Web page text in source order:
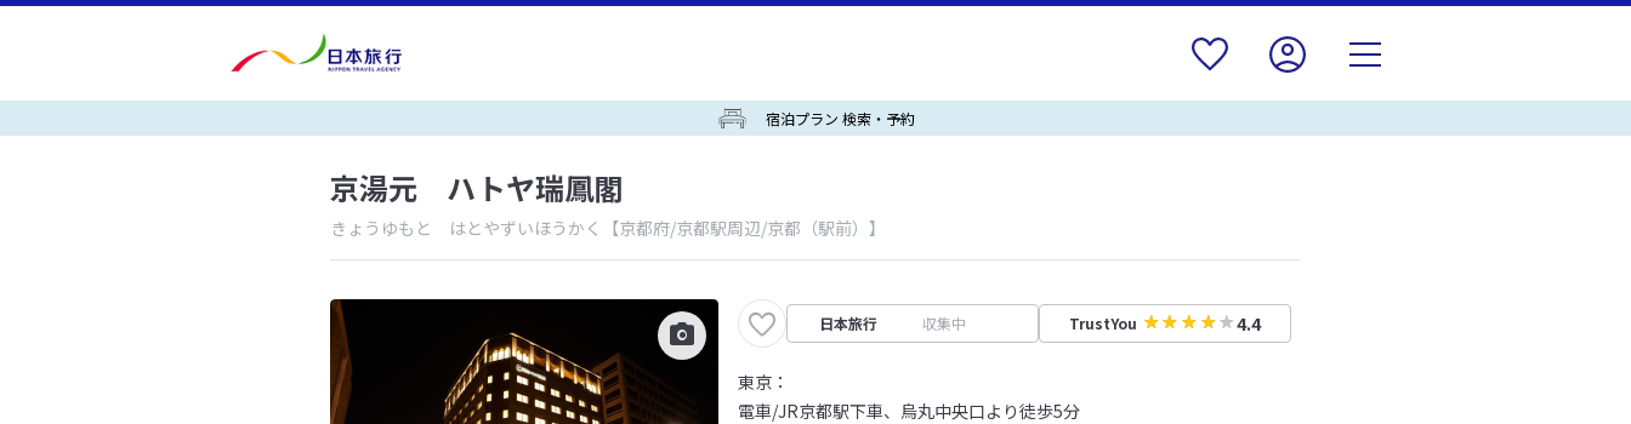
宿泊プラン 検索・予約
京湯元 ハトヤ瑞鳳閣
きょうゆもと はとやずいほうかく 【京都府/京都駅周辺/京都（駅前）】
日本旅行 収集中 TrustYou 4.4
東京：
電車/JR京都駅下車、烏丸中央口より徒歩5分